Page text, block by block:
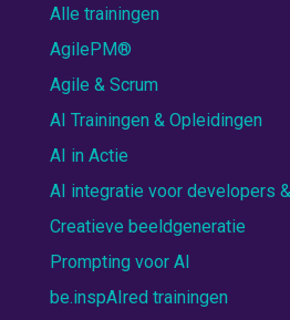
Alle trainingen
AgilePM®
Agile & Scrum
AI Trainingen & Opleidingen
AI in Actie
AI integratie voor developers
Creatieve beeldgeneratie
Prompting voor AI
be.inspAIred trainingen